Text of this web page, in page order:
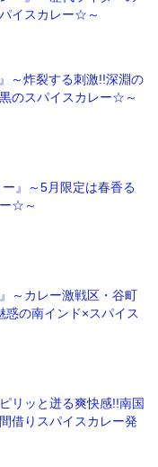
イスカレー☆～
～炸裂する刺激!!深淵の
のスパイスカレー☆～
ー』～5月限定は春香る
☆～
～カレー激戦区・谷町
惑の南インド×スパイス
リッと迸る爽快感!!南国
借りスパイスカレー発